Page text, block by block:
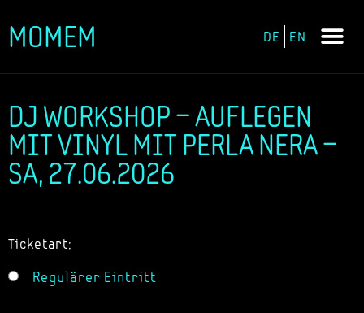
Zum
MOMEM DE EN
DJ WORKSHOP – AUFLEGEN
MIT VINYL MIT PERLA NERA –
SA, 27.06.2026
Ticketart:
Regulärer Eintritt